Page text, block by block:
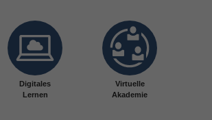
Digitales
Lernen
Virtuelle
Akademie